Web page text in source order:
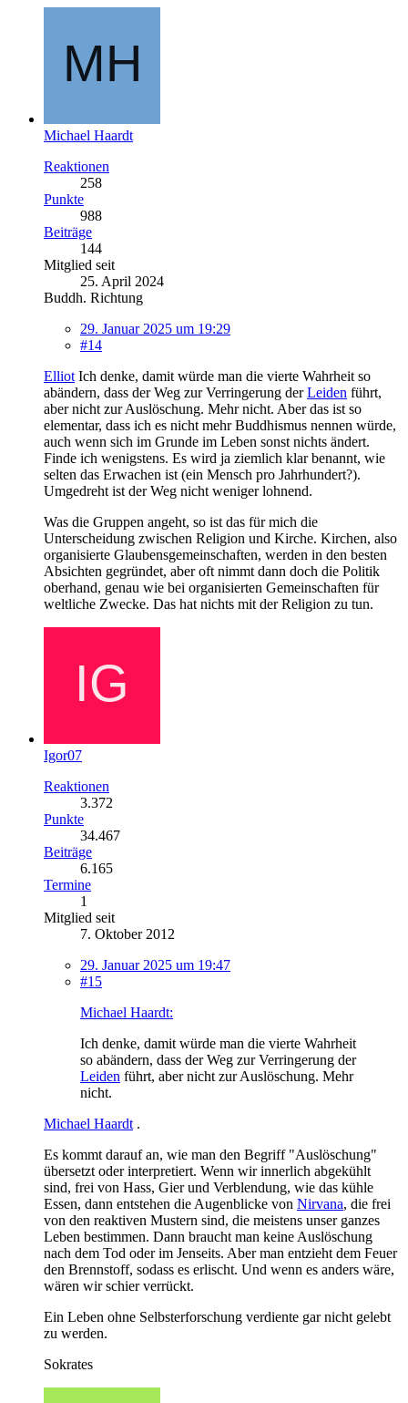
Michael Haardt
Reaktionen
258
Punkte
988
Beiträge
144
Mitglied seit
25. April 2024
Buddh. Richtung
29. Januar 2025 um 19:29
#14
Elliot Ich denke, damit würde man die vierte Wahrheit so
abändern, dass der Weg zur Verringerung derLeiden führt,
aber nicht zur Auslöschung. Mehr nicht. Aber das ist so
elementar, dass ich es nicht mehr Buddhismus nennen würde,
auch wenn sich im Grunde im Leben sonst nichts ändert.
Finde ich wenigstens. Es wird ja ziemlich klar benannt, wie
selten das Erwachen ist (ein Mensch pro Jahrhundert?).
Umgedreht ist der Weg nicht weniger lohnend.
Was die Gruppen angeht, so ist das für mich die
Unterscheidung zwischen Religion und Kirche. Kirchen, also
organisierte Glaubensgemeinschaften, werden in den besten
Absichten gegründet, aber oft nimmt dann doch die Politik
oberhand, genau wie bei organisierten Gemeinschaften für
weltliche Zwecke. Das hat nichts mit der Religion zu tun.
Igor07
Reaktionen
3.372
Punkte
34.467
Beiträge
6.165
Termine
1
Mitglied seit
7. Oktober 2012
29. Januar 2025 um 19:47
#15
Michael Haardt:
Ich denke, damit würde man die vierte Wahrheit
so abändern, dass der Weg zur Verringerung der
Leiden führt, aber nicht zur Auslöschung. Mehr
nicht.
Michael Haardt .
Es kommt darauf an, wie man den Begriff "Auslöschung"
übersetzt oder interpretiert. Wenn wir innerlich abgekühlt
sind, frei von Hass, Gier und Verblendung, wie das kühle
Essen, dann entstehen die Augenblicke von Nirvana, die frei
von den reaktiven Mustern sind, die meistens unser ganzes
Leben bestimmen. Dann braucht man keine Auslöschung
nach dem Tod oder im Jenseits. Aber man entzieht dem Feuer
den Brennstoff, sodass es erlischt. Und wenn es anders wäre,
wären wir schier verrückt.
Ein Leben ohne Selbsterforschung verdiente gar nicht gelebt
zu werden.
Sokrates